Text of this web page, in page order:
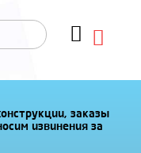
заказы
извинения за